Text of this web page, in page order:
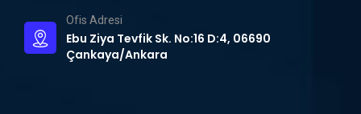
Ofis Adresi
Ebu Ziya Tevfik Sk. No:16 D:4, 06690
Çankaya/Ankara